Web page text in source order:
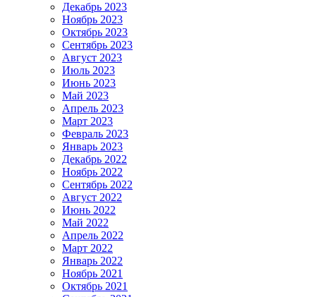
Декабрь 2023
Ноябрь 2023
Октябрь 2023
Сентябрь 2023
Август 2023
Июль 2023
Июнь 2023
Май 2023
Апрель 2023
Март 2023
Февраль 2023
Январь 2023
Декабрь 2022
Ноябрь 2022
Сентябрь 2022
Август 2022
Июнь 2022
Май 2022
Апрель 2022
Март 2022
Январь 2022
Ноябрь 2021
Октябрь 2021